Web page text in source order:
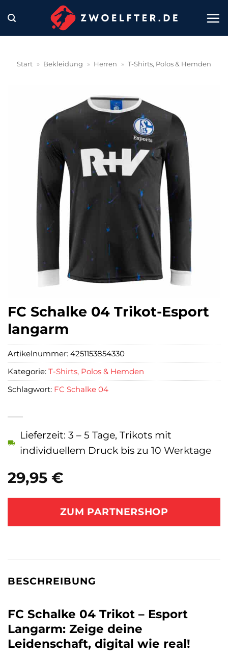
Inhalt
springen
Start » Bekleidung » Herren » T-Shirts, Polos & Hemden
FC Schalke 04 Trikot-Esport
langarm
29,95 €
Lieferzeit: 3 – 5 Tage, Trikots mit
individuellem Druck bis zu 10 Werktage
ZUM PARTNERSHOP
Artikelnummer: 4251153854330
Kategorie: T-Shirts, Polos & Hemden
Schlagwort: FC Schalke 04
BESCHREIBUNG
FC Schalke 04 Trikot – Esport
Langarm: Zeige deine
Leidenschaft, digital wie real!